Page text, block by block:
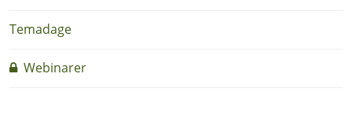
Temadage
Webinarer